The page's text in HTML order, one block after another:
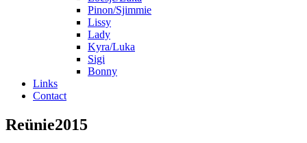
Pinon/Sjimmie
Lissy
Lady
Kyra/Luka
Sigi
Bonny
Links
Contact
Reünie2015